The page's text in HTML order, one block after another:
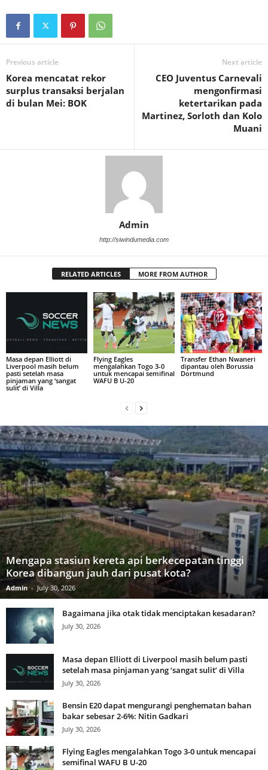
Previous article
Korea mencatat rekor
surplus transaksi berjalan
di bulan Mei: BOK
Next article
CEO Juventus Carnevali
mengonfirmasi
ketertarikan pada
Martinez, Sorloth dan Kolo
Muani
Admin
http://siwindumedia.com
RELATED ARTICLES MORE FROM AUTHOR
Masa depan Elliott di
Liverpool masih belum
pasti setelah masa
pinjaman yang ‘sangat
sulit’ di Villa
Flying Eagles
mengalahkan Togo 3-0
untuk mencapai semifinal
WAFU B U-20
Transfer Ethan Nwaneri
dipantau oleh Borussia
Dortmund
Mengapa stasiun kereta api berkecepatan tinggi
Korea dibangun jauh dari pusat kota?
Admin - July 30, 2026
Bagaimana jika otak tidak menciptakan kesadaran?
July 30, 2026
Masa depan Elliott di Liverpool masih belum pasti
setelah masa pinjaman yang ‘sangat sulit’ di Villa
July 30, 2026
Bensin E20 dapat mengurangi penghematan bahan
bakar sebesar 2-6%: Nitin Gadkari
July 30, 2026
Flying Eagles mengalahkan Togo 3-0 untuk mencapai
semifinal WAFU B U-20